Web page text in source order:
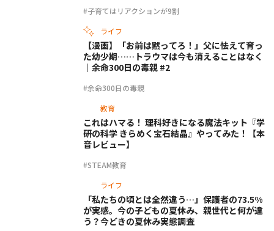
#子育てはリアクションが9割
ライフ
#余命300日の毒親
【漫画】「お前は黙ってろ！」父に怯えて育っ
た幼少期……トラウマは今も消えることはなく
｜余命300日の毒親 #2
教育
#STEAM教育
これはハマる！ 理科好きになる魔法キット『学
研の科学 きらめく宝石結晶』やってみた！【本
音レビュー】
ライフ
「私たちの頃とは全然違う…」保護者の73.5%
が実感。今の子どもの夏休み、親世代と何が違
う？今どきの夏休み実態調査